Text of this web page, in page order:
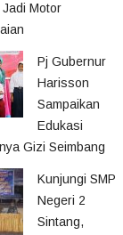
Motor
Pj Gubernur
Harisson
Sampaikan
Edukasi
Gizi Seimbang
Kunjungi SMP
Negeri 2
Sintang,